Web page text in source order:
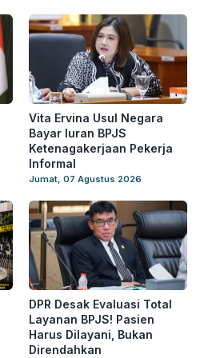
Vita Ervina Usul Negara
Bayar Iuran BPJS
Ketenagakerjaan Pekerja
Informal
Jumat, 07 Agustus 2026
DPR Desak Evaluasi Total
Layanan BPJS! Pasien
Harus Dilayani, Bukan
Direndahkan